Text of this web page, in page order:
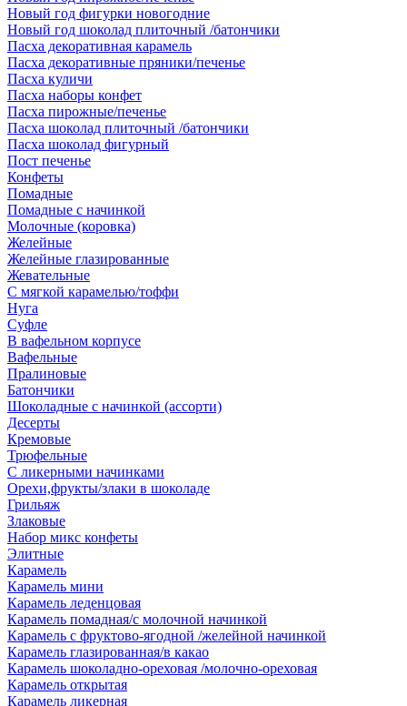
Новый год фигурки новогодние
Новый год шоколад плиточный /батончики
Пасха декоративная карамель
Пасха декоративные пряники/печенье
Пасха куличи
Пасха наборы конфет
Пасха пирожные/печенье
Пасха шоколад плиточный /батончики
Пасха шоколад фигурный
Пост печенье
Конфеты
Помадные
Помадные с начинкой
Молочные (коровка)
Желейные
Желейные глазированные
Жевательные
С мягкой карамелью/тоффи
Нуга
Суфле
В вафельном корпусе
Вафельные
Пралиновые
Батончики
Шоколадные с начинкой (ассорти)
Десерты
Кремовые
Трюфельные
С ликерными начинками
Орехи,фрукты/злаки в шоколаде
Грильяж
Злаковые
Набор микс конфеты
Элитные
Карамель
Карамель мини
Карамель леденцовая
Карамель помадная/с молочной начинкой
Карамель с фруктово-ягодной /желейной начинкой
Карамель глазированная/в какао
Карамель шоколадно-ореховая /молочно-ореховая
Карамель открытая
Карамель ликерная